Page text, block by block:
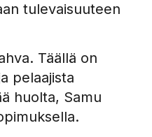
tulevaisuuteen
Täällä on
pelaajista
huolta, Samu